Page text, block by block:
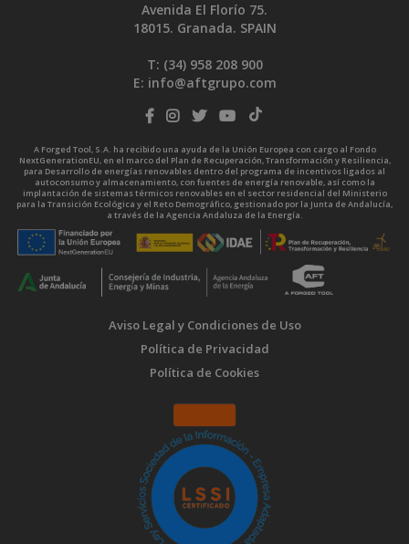
Avenida El Florío 75.
18015. Granada. SPAIN
T: (34) 958 208 900
E: info@aftgrupo.com
A Forged Tool, S.A. ha recibido una ayuda de la Unión Europea con cargo al Fondo
NextGenerationEU, en el marco del Plan de Recuperación, Transformación y Resiliencia,
para Desarrollo de energías renovables dentro del programa de incentivos ligados al
autoconsumo y almacenamiento, con fuentes de energía renovable, así como la
implantación de sistemas térmicos renovables en el sector residencial del Ministerio
para la Transición Ecológica y el Reto Demográfico, gestionado por la Junta de Andalucía,
a través de la Agencia Andaluza de la Energía.
Aviso Legal y Condiciones de Uso
Política de Privacidad
Política de Cookies